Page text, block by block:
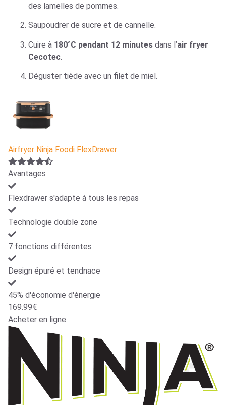
des lamelles de pommes.
Saupoudrer de sucre et de cannelle.
Cuire à 180°C pendant 12 minutes dans l’air fryer
Cecotec.
Déguster tiède avec un filet de miel.
Airfryer Ninja Foodi FlexDrawer
Avantages
Flexdrawer s'adapte à tous les repas
Technologie double zone
7 fonctions différentes
Design épuré et tendnace
45% d'économie d'énergie
169.99€
Acheter en ligne